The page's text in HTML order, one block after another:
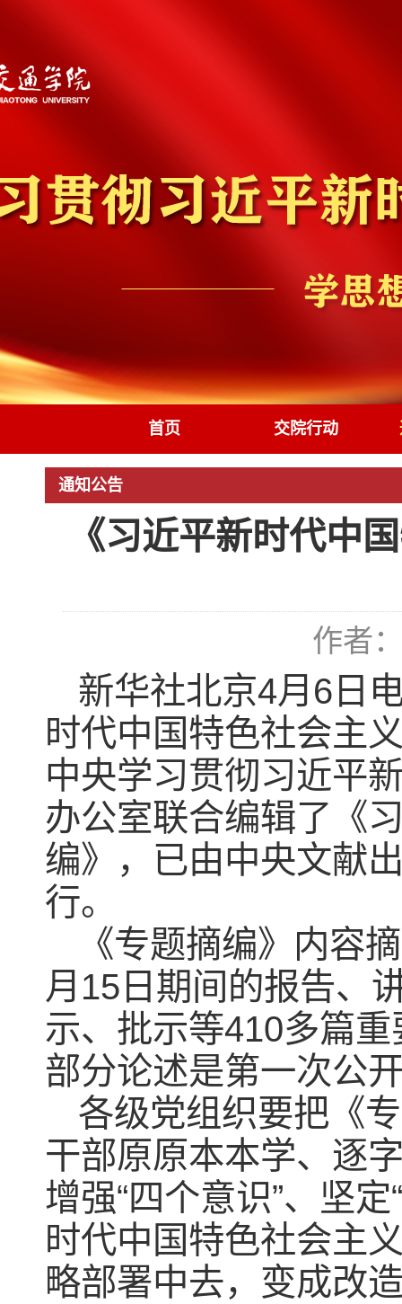
首页 交院行动
通知公告
《习近平新时代中
作者
新华社北京4月6日
时代中国特色社会主
中央学习贯彻习近平
办公室联合编辑了《
编》，已由中央文献
行。
《专题摘编》内容
月15日期间的报告、
示、批示等410多篇
部分论述是第一次公
各级党组织要把《
干部原原本本学、逐
增强“四个意识”、坚
时代中国特色社会主
略部署中去，变成改